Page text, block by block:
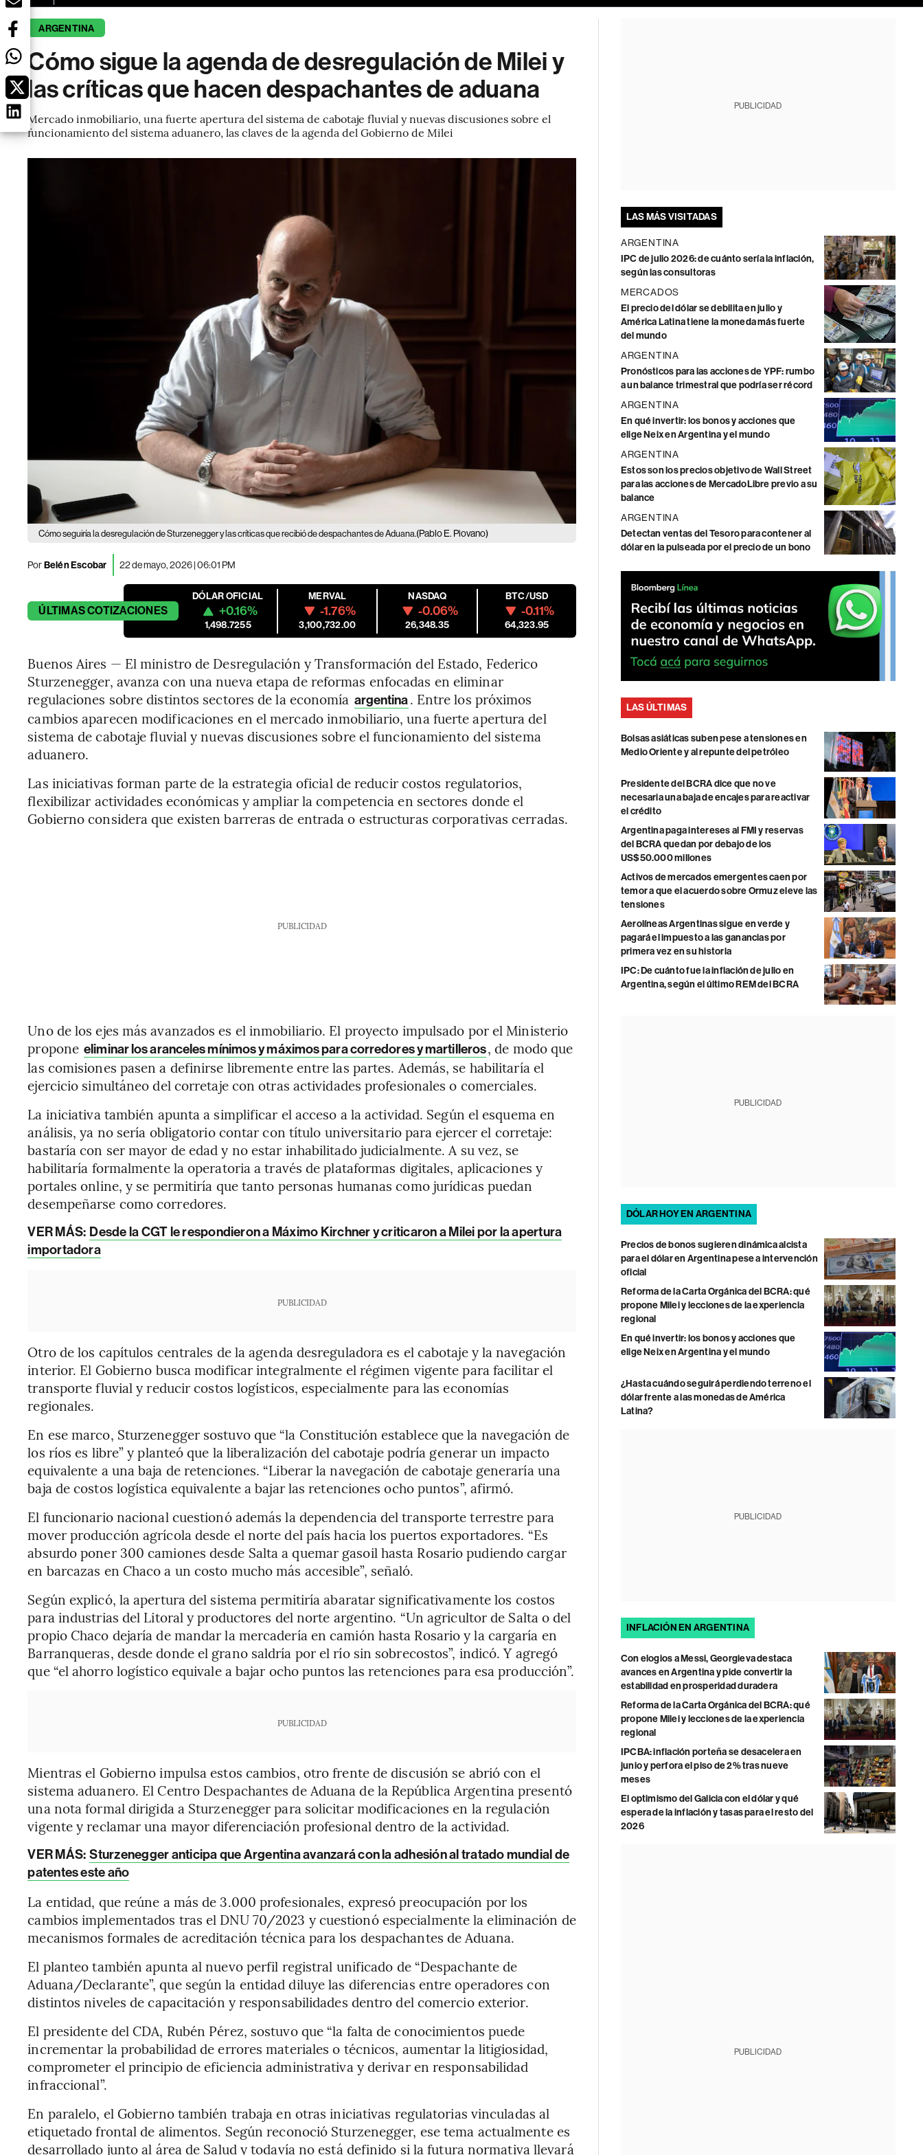
ARGENTINA
Cómo sigue la agenda de desregulación de Milei y
las críticas que hacen despachantes de aduana
Mercado inmobiliario, una fuerte apertura del sistema de cabotaje fluvial y nuevas discusiones sobre el
funcionamiento del sistema aduanero, las claves de la agenda del Gobierno de Milei
Cómo seguiría la desregulación de Sturzenegger y las críticas que recibió de despachantes de Aduana.(Pablo E. Piovano)
PorBelén Escobar 22 de mayo, 2026 | 06:01 PM
ÚLTIMASCOTIZACIONES
DÓLAR OFICIAL
+0.16%
1,498.7255
MERVAL
-1.76%
3,100,732.00
NASDAQ
-0.06%
26,348.35
BTC/USD
-0.11%
64,323.95
Buenos Aires — El ministro de Desregulación y Transformación del Estado, Federico
Sturzenegger, avanza con una nueva etapa de reformas enfocadas en eliminar
regulaciones sobre distintos sectores de la economía argentina. Entre los próximos
cambios aparecen modificaciones en el mercado inmobiliario, una fuerte apertura del
sistema de cabotaje fluvial y nuevas discusiones sobre el funcionamiento del sistema
aduanero.
Las iniciativas forman parte de la estrategia oficial de reducir costos regulatorios,
flexibilizar actividades económicas y ampliar la competencia en sectores donde el
Gobierno considera que existen barreras de entrada o estructuras corporativas cerradas.
PUBLICIDAD
Uno de los ejes más avanzados es el inmobiliario. El proyecto impulsado por el Ministerio
propone eliminar los aranceles mínimos y máximos para corredores y martilleros, de modo que
las comisiones pasen a definirse libremente entre las partes. Además, se habilitaría el
ejercicio simultáneo del corretaje con otras actividades profesionales o comerciales.
La iniciativa también apunta a simplificar el acceso a la actividad. Según el esquema en
análisis, ya no sería obligatorio contar con título universitario para ejercer el corretaje:
bastaría con ser mayor de edad y no estar inhabilitado judicialmente. A su vez, se
habilitaría formalmente la operatoria a través de plataformas digitales, aplicaciones y
portales online, y se permitiría que tanto personas humanas como jurídicas puedan
desempeñarse como corredores.
VER MÁS: Desde la CGT le respondieron a Máximo Kirchner y criticaron a Milei por la apertura
importadora
PUBLICIDAD
Otro de los capítulos centrales de la agenda desreguladora es el cabotaje y la navegación
interior. El Gobierno busca modificar integralmente el régimen vigente para facilitar el
transporte fluvial y reducir costos logísticos, especialmente para las economías
regionales.
En ese marco, Sturzenegger sostuvo que “la Constitución establece que la navegación de
los ríos es libre” y planteó que la liberalización del cabotaje podría generar un impacto
equivalente a una baja de retenciones. “Liberar la navegación de cabotaje generaría una
baja de costos logística equivalente a bajar las retenciones ocho puntos”, afirmó.
El funcionario nacional cuestionó además la dependencia del transporte terrestre para
mover producción agrícola desde el norte del país hacia los puertos exportadores. “Es
absurdo poner 300 camiones desde Salta a quemar gasoil hasta Rosario pudiendo cargar
en barcazas en Chaco a un costo mucho más accesible”, señaló.
Según explicó, la apertura del sistema permitiría abaratar significativamente los costos
para industrias del Litoral y productores del norte argentino. “Un agricultor de Salta o del
propio Chaco dejaría de mandar la mercadería en camión hasta Rosario y la cargaría en
Barranqueras, desde donde el grano saldría por el río sin sobrecostos”, indicó. Y agregó
que “el ahorro logístico equivale a bajar ocho puntos las retenciones para esa producción”.
PUBLICIDAD
Mientras el Gobierno impulsa estos cambios, otro frente de discusión se abrió con el
sistema aduanero. El Centro Despachantes de Aduana de la República Argentina presentó
una nota formal dirigida a Sturzenegger para solicitar modificaciones en la regulación
vigente y reclamar una mayor diferenciación profesional dentro de la actividad.
VER MÁS: Sturzenegger anticipa que Argentina avanzará con la adhesión al tratado mundial de
patentes este año
La entidad, que reúne a más de 3.000 profesionales, expresó preocupación por los
cambios implementados tras el DNU 70/2023 y cuestionó especialmente la eliminación de
mecanismos formales de acreditación técnica para los despachantes de Aduana.
El planteo también apunta al nuevo perfil registral unificado de “Despachante de
Aduana/Declarante”, que según la entidad diluye las diferencias entre operadores con
distintos niveles de capacitación y responsabilidades dentro del comercio exterior.
El presidente del CDA, Rubén Pérez, sostuvo que “la falta de conocimientos puede
incrementar la probabilidad de errores materiales o técnicos, aumentar la litigiosidad,
comprometer el principio de eficiencia administrativa y derivar en responsabilidad
infraccional”.
En paralelo, el Gobierno también trabaja en otras iniciativas regulatorias vinculadas al
etiquetado frontal de alimentos. Según reconoció Sturzenegger, ese tema actualmente es
desarrollado junto al área de Salud y todavía no está definido si la futura normativa llevará
PUBLICIDAD
LAS MÁS VISITADAS
ARGENTINA
IPC de julio 2026: de cuánto sería la inflación,
según las consultoras
MERCADOS
El precio del dólar se debilita en julio y
América Latina tiene la moneda más fuerte
del mundo
ARGENTINA
Pronósticos para las acciones de YPF: rumbo
a un balance trimestral que podría ser récord
ARGENTINA
En qué invertir: los bonos y acciones que
elige Neix en Argentina y el mundo
ARGENTINA
Estos son los precios objetivo de Wall Street
para las acciones de MercadoLibre previo a su
balance
ARGENTINA
Detectan ventas del Tesoro para contener al
dólar en la pulseada por el precio de un bono
LAS ÚLTIMAS
Bolsas asiáticas suben pese a tensiones en
Medio Oriente y al repunte del petróleo
Presidente del BCRA dice que no ve
necesaria una baja de encajes para reactivar
el crédito
Argentina paga intereses al FMI y reservas
del BCRA quedan por debajo de los
US$50.000 millones
Activos de mercados emergentes caen por
temor a que el acuerdo sobre Ormuz eleve las
tensiones
Aerolíneas Argentinas sigue en verde y
pagará el impuesto a las ganancias por
primera vez en su historia
IPC: De cuánto fue la inflación de julio en
Argentina, según el último REM del BCRA
PUBLICIDAD
DÓLAR HOY EN ARGENTINA
Precios de bonos sugieren dinámica alcista
para el dólar en Argentina pese a intervención
oficial
Reforma de la Carta Orgánica del BCRA: qué
propone Milei y lecciones de la experiencia
regional
En qué invertir: los bonos y acciones que
elige Neix en Argentina y el mundo
¿Hasta cuándo seguirá perdiendo terreno el
dólar frente a las monedas de América
Latina?
PUBLICIDAD
INFLACIÓN EN ARGENTINA
Con elogios a Messi, Georgieva destaca
avances en Argentina y pide convertir la
estabilidad en prosperidad duradera
Reforma de la Carta Orgánica del BCRA: qué
propone Milei y lecciones de la experiencia
regional
IPCBA: inflación porteña se desacelera en
junio y perfora el piso de 2% tras nueve
meses
El optimismo del Galicia con el dólar y qué
espera de la inflación y tasas para el resto del
2026
PUBLICIDAD